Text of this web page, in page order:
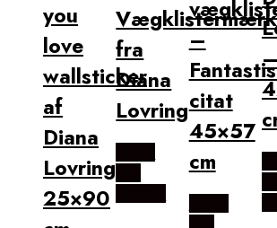
you
love
wallsticker
af
Diana
Lovring,
25×90
fra
Diana
Lovring
–
citat
45×57
cm